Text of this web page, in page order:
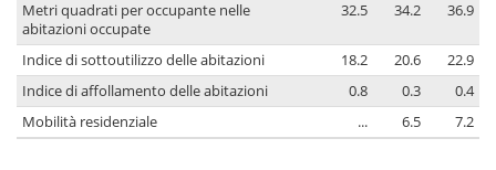
Metri quadrati per occupante nelle
abitazioni occupate
32.5 34.2 36.9
Indice di sottoutilizzo delle abitazioni 18.2 20.6
22.9
Indice di affollamento delle abitazioni
0.8 0.3
0.4
Mobilità residenziale
... 6.5 7.2